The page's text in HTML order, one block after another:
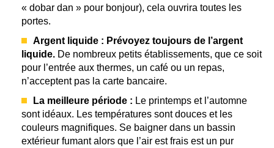
« dobar dan » pour bonjour), cela ouvrira toutes les
portes.
Argent liquide : Prévoyez toujours de l’argent
liquide. De nombreux petits établissements, que ce soit
pour l’entrée aux thermes, un café ou un repas,
n’acceptent pas la carte bancaire.
La meilleure période : Le printemps et l’automne
sont idéaux. Les températures sont douces et les
couleurs magnifiques. Se baigner dans un bassin
extérieur fumant alors que l’air est frais est un pur